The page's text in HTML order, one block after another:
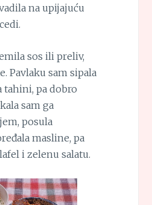
na upijajuću
sos ili preliv,
Pavlaku sam sipala
tahini, pa dobro
sam ga
posula
masline, pa
i zelenu salatu.